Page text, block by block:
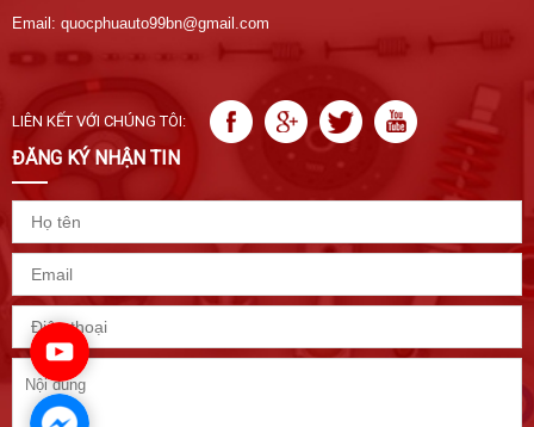
Email: quocphuauto99bn@gmail.com
LIÊN KẾT VỚI CHÚNG TÔI:
ĐĂNG KÝ NHẬN TIN